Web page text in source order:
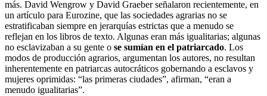
más. David Wengrow y David Graeber señalaron recientemente, en
un artículo para Eurozine, que las sociedades agrarias no se
estratificaban siempre en jerarquías estrictas que a menudo se
reflejan en los libros de texto. Algunas eran más igualitarias; algunas
no esclavizaban a su gente o se sumían en el patriarcado. Los
modos de producción agrarios, argumentan los autores, no resultan
inherentemente en patriarcas autocráticos gobernando a esclavos y
mujeres oprimidas: “las primeras ciudades”, afirman, “eran a
menudo igualitarias”.